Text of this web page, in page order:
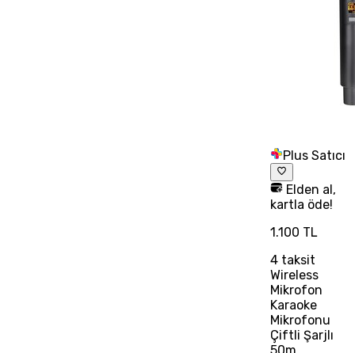
Plus Satıcı
Elden al,
kartla öde!
1.100 TL
4taksit
Wireless
Mikrofon
Karaoke
Mikrofonu
Çiftli Şarjlı
50m